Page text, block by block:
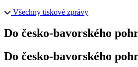
Všechny tiskové zprávy
Do česko-bavorského
Do česko-bavorského